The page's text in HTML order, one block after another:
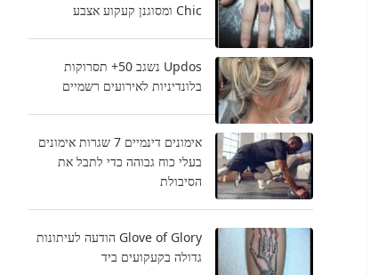
Chic ומסוגנן קעקוע אצבע
Updos נשגב 50+ תסרוקות
בלונדיניות לאירועים רשמיים
אימונים דינמיים 7 שגרות אימונים
בעלי כוח גבוהה כדי לתבל את
הסיבולת
Glove of Glory הודעה לעיתונות
גדולה בקעקועים ביד